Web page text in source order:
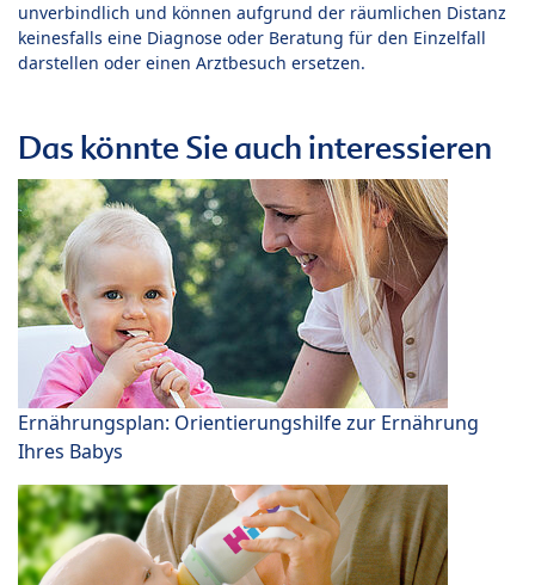
unverbindlich und können aufgrund der räumlichen Distanz
keinesfalls eine Diagnose oder Beratung für den Einzelfall
darstellen oder einen Arztbesuch ersetzen.
Das könnte Sie auch interessieren
Ernährungsplan: Orientierungshilfe zur Ernährung
Ihres Babys